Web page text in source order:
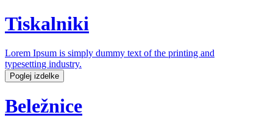
Tiskalniki
Lorem Ipsum is simply dummy text of the printing and
typesetting industry.
Poglej izdelke
Beležnice